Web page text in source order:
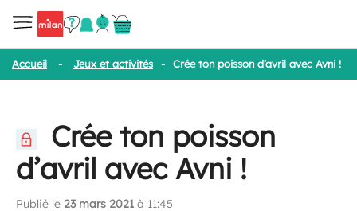
Accueil - Jeux et activités - Crée ton poisson d’avril avec Avni !
Crée ton poisson
d’avril avec Avni !
Publié le 23 mars 2021 à 11:45